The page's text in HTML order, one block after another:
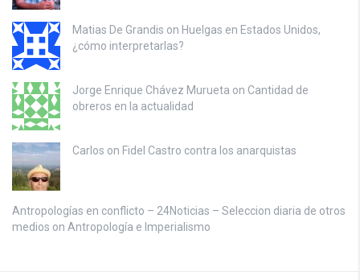
Matias De Grandis on Huelgas en Estados Unidos,
¿cómo interpretarlas?
Jorge Enrique Chávez Murueta on Cantidad de
obreros en la actualidad
Carlos on Fidel Castro contra los anarquistas
Antropologías en conflicto – 24Noticias – Seleccion diaria de otros
medios on Antropología e Imperialismo